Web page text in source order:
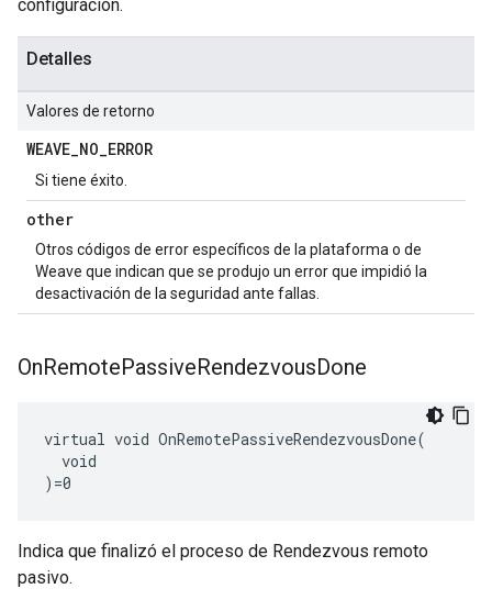
configuración.
Detalles
Valores de retorno
WEAVE_NO_ERROR
Si tiene éxito.
other
Otros códigos de error específicos de la plataforma o de
Weave que indican que se produjo un error que impidió la
desactivación de la seguridad ante fallas.
OnRemotePassiveRendezvousDone
virtual void OnRemotePassiveRendezvousDone(
  void
)=0
Indica que finalizó el proceso de Rendezvous remoto
pasivo.